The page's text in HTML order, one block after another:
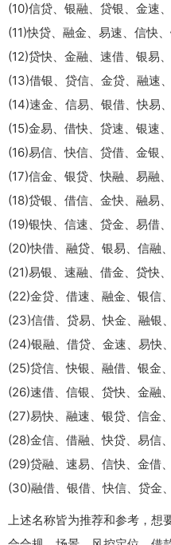
(10)信贷、银融、贷银、金速
(11)快贷、融金、易速、信快
(12)贷快、金融、速借、银易
(13)借银、贷信、金贷、融速
(14)速金、信易、银借、快易
(15)金易、借快、贷速、银速
(16)易信、快信、贷借、金银
(17)信金、银贷、快融、易融
(18)贷银、借信、金快、融易
(19)银快、信速、贷金、易借
(20)快借、融贷、银易、信融
(21)易银、速融、借金、贷快
(22)金贷、借速、融金、银信
(23)信借、贷易、快金、融银
(24)银融、借贷、金速、易快
(25)贷信、快银、融借、银金
(26)速借、信银、贷快、金融
(27)易快、融速、银贷、信金
(28)金信、借融、快贷、易信
(29)贷融、速易、信快、金借
(30)融借、银借、快信、贷金
上述名称皆为推荐和参考，想